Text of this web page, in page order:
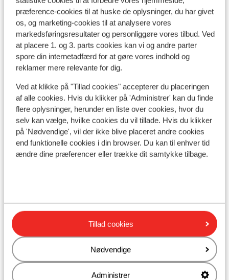
præference-cookies til at huske de oplysninger, du har givet
os, og marketing-cookies til at analysere vores
markedsføringsresultater og personliggøre vores tilbud. Ved
at placere 1. og 3. parts cookies kan vi og andre parter
spore din internetadfærd for at gøre vores indhold og
reklamer mere relevante for dig.
Ved at klikke på "Tillad cookies" accepterer du placeringen
af alle cookies. Hvis du klikker på 'Administrer' kan du finde
flere oplysninger, herunder en liste over cookies, hvor du
selv kan vælge, hvilke cookies du vil tillade. Hvis du klikker
på 'Nødvendige', vil der ikke blive placeret andre cookies
end funktionelle cookies i din browser. Du kan til enhver tid
ændre dine præferencer eller trække dit samtykke tilbage.
Tillad cookies
Nødvendige
Administrer
I området
Afstand til centrum: ca. 500 meter
Afstand til skipiste ca. 100 meter
Afstand til skilift ca. 100 meter
Afstand til nærmeste kiosk ca. 0 meter
Liftkort/skileje/undervisning
Liftkort
Skileje
Andre overnatningssteder i Les
Arcs/Peisey-Vallandry